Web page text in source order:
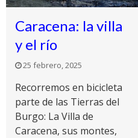
Caracena: la villa
y el río
25 febrero, 2025
Recorremos en bicicleta
parte de las Tierras del
Burgo: La Villa de
Caracena, sus montes,